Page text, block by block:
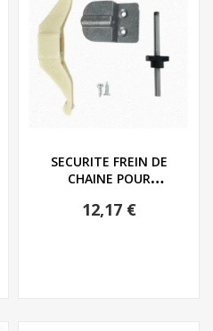
SECURITE FREIN DE
CHAINE POUR
FLORABEST FKS...
12,17 €